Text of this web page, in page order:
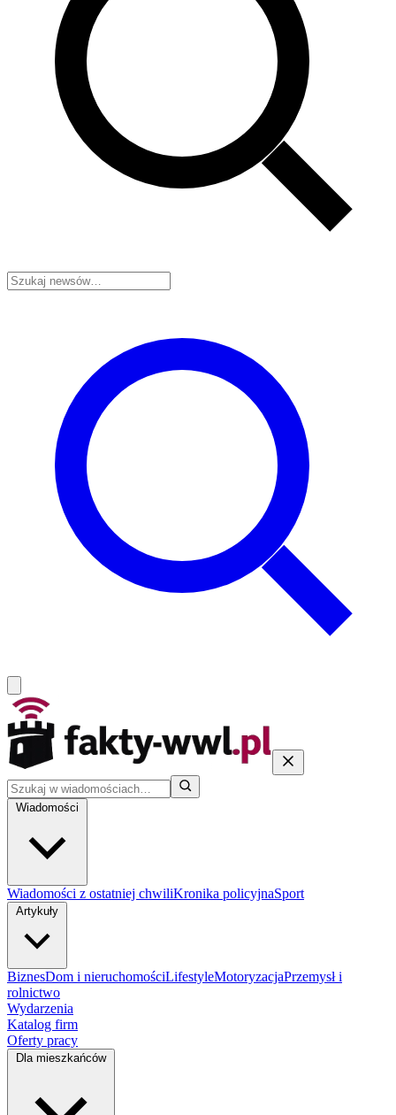
Wiadomości
Wiadomości z ostatniej chwiliKronika policyjnaSport
Artykuły
BiznesDom i nieruchomościLifestyleMotoryzacjaPrzemysł i
rolnictwo
Wydarzenia
Katalog firm
Oferty pracy
Dla mieszkańców